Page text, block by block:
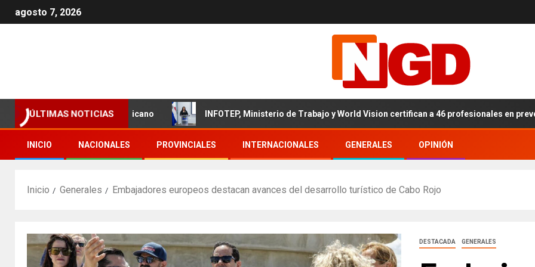
agosto 7, 2026
ÚLTIMAS NOTICIAS
del sector textil dominicano INFOTEP, Ministerio de Trabajo y World Vision certifican a 46 profesionales en prevención
INICIO NACIONALES PROVINCIALES INTERNACIONALES GENERALES OPINIÓN
Inicio Generales Embajadores europeos destacan avances del desarrollo turístico de Cabo Rojo
DESTACADA GENERALES